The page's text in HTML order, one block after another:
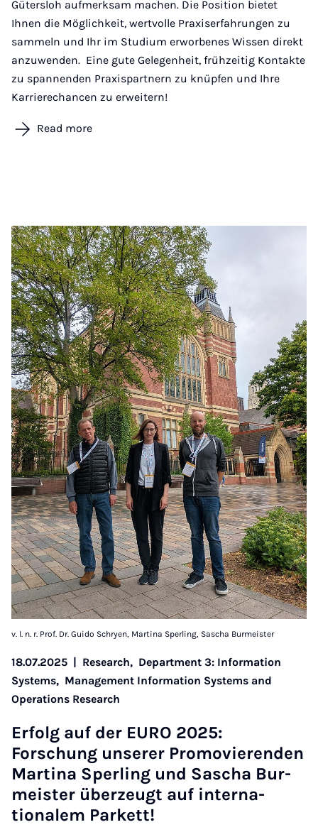
Gütersloh aufmerksam machen. Die Position bietet
Ihnen die Möglichkeit, wertvolle Praxiserfahrungen zu
sammeln und Ihr im Studium erworbenes Wissen direkt
anzuwenden. Eine gute Gelegenheit, frühzeitig Kontakte
zu spannenden Praxispartnern zu knüpfen und Ihre
Karrierechancen zu erweitern!
Read more
v. l. n. r. Prof. Dr. Guido Schryen, Martina Sperling, Sascha Burmeister
18.07.2025 Research, Department 3: Information
Systems, Management Information Systems and
Operations Research
Er­folg auf der EURO 2025:
Forschung un­ser­er Pro­movi­er­enden
Mar­tina Sper­ling und Sascha Bur­
meister überzeugt auf in­ter­na­
tionalem Par­kett!